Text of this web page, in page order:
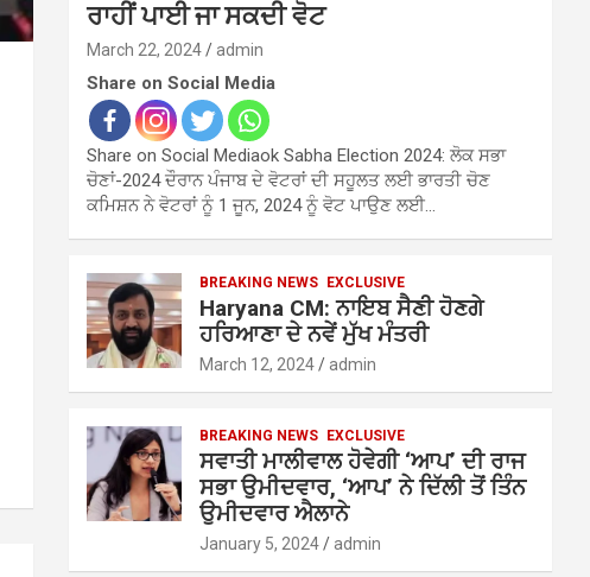
ਰਾਹੀਂ ਪਾਈ ਜਾ ਸਕਦੀ ਵੋਟ
March 22, 2024 admin
Share on Social Media
Share on Social Mediaok Sabha Election 2024: ਲੋਕ ਸਭਾ
ਚੋਣਾਂ-2024 ਦੌਰਾਨ ਪੰਜਾਬ ਦੇ ਵੋਟਰਾਂ ਦੀ ਸਹੂਲਤ ਲਈ ਭਾਰਤੀ ਚੋਣ
ਕਮਿਸ਼ਨ ਨੇ ਵੋਟਰਾਂ ਨੂੰ 1 ਜੂਨ, 2024 ਨੂੰ ਵੋਟ ਪਾਉਣ ਲਈ…
BREAKING NEWS EXCLUSIVE
Haryana CM: ਨਾਇਬ ਸੈਣੀ ਹੋਣਗੇ
ਹਰਿਆਣਾ ਦੇ ਨਵੇਂ ਮੁੱਖ ਮੰਤਰੀ
March 12, 2024 admin
BREAKING NEWS EXCLUSIVE
ਸਵਾਤੀ ਮਾਲੀਵਾਲ ਹੋਵੇਗੀ ‘ਆਪ’ ਦੀ ਰਾਜ
ਸਭਾ ਉਮੀਦਵਾਰ, ‘ਆਪ’ ਨੇ ਦਿੱਲੀ ਤੋਂ ਤਿੰਨ
ਉਮੀਦਵਾਰ ਐਲਾਨੇ
January 5, 2024 admin